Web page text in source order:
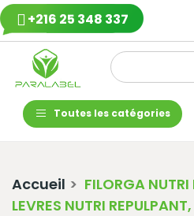
+216 25 348 337
Toutes les catégories
Accueil
FILORGA NUTRI
LEVRES NUTRI